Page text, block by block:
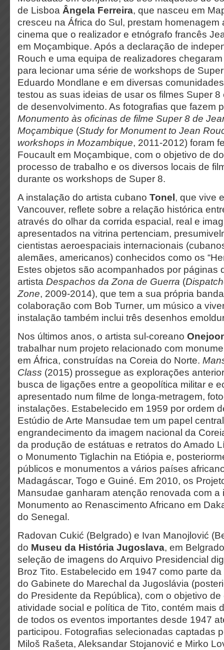
de Lisboa Ângela Ferreira, que nasceu em
cresceu na África do Sul, prestam homenagem
cinema que o realizador e etnógrafo francês
em Moçambique. Após a declaração de
Rouch e uma equipa de realizadores
para lecionar uma série de workshops de
Eduardo Mondlane e em diversas
testou as suas ideias de usar os filmes Super 8
de desenvolvimento. As fotografias que fazem
Monumento às oficinas de filme Super 8 de
Moçambique (Study for Monument to Jean
workshops in Mozambique, 2011-2012) foram
Foucault em Moçambique, com o objetivo de
processo de trabalho e os diversos locais de
durante os workshops de Super 8.
A instalação do artista cubano Tonel , que vive
Vancouver, reflete sobre a relação histórica
através do olhar da corrida espacial, real e
apresentados na vitrina pertenciam,
cientistas aeroespaciais internacionais
alemães, americanos) conhecidos como os
Estes objetos são acompanhados por páginas
artista Despachos da Zona de Guerra (
Zone, 2009-2014), que tem a sua própria
colaboração com Bob Turner, um músico a
instalação também inclui três desenhos
Nos últimos anos, o artista sul-coreano
trabalhar num projeto relacionado com
em África, construídas na Coreia do Norte.
Class (2015) prossegue as explorações
busca de ligações entre a geopolítica militar e
apresentado num filme de longa-metragem,
instalações. Estabelecido em 1959 por ordem
Estúdio de Arte Mansudae tem um papel
engrandecimento da imagem nacional da
da produção de estátuas e retratos do Amado
o Monumento Tiglachin na Etiópia e,
públicos e monumentos a vários países
Madagáscar, Togo e Guiné. Em 2010, os
Mansudae ganharam atenção renovada com a
Monumento ao Renascimento Africano em
do Senegal.
Radovan Cukić (Belgrado) e Ivan Manojlović
do Museu da História Jugoslava, em
seleção de imagens do Arquivo Presidencial
Broz Tito. Estabelecido em 1947 como parte
do Gabinete do Marechal da Jugoslávia
do Presidente da República), com o objetivo
atividade social e política de Tito, contém mais
de todos os eventos importantes desde 1947
participou. Fotografias selecionadas captadas
Miloš Rašeta, Aleksandar Stojanović e Mirko